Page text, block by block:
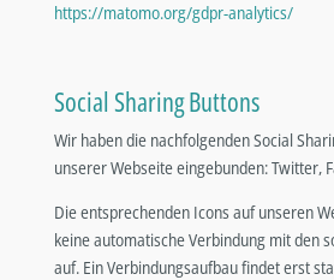
https://matomo.org/gdpr-analytics/
Social Sharing Buttons
Wir haben die nachfolgenden Social
unserer Webseite eingebunden: Twitter,
Die entsprechenden Icons auf unseren
keine automatische Verbindung mit den
auf. Ein Verbindungsaufbau findet erst